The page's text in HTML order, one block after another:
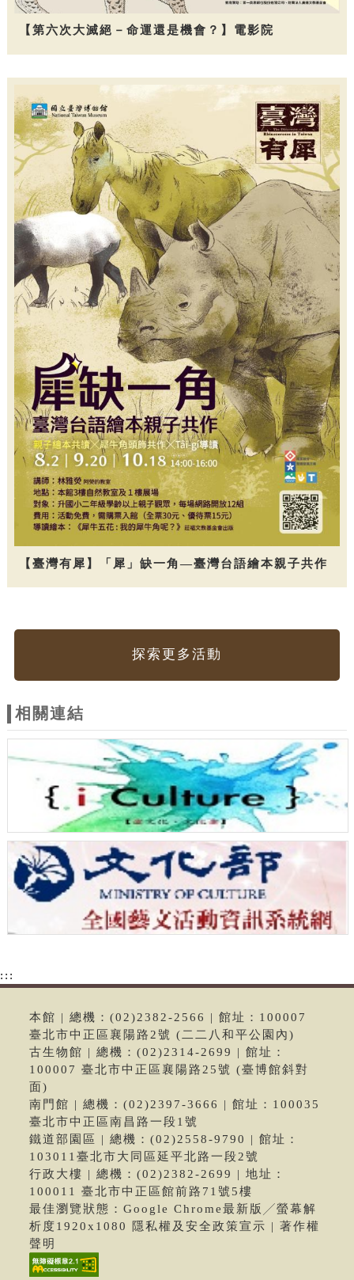
【第六次大滅絕－命運還是機會？】電影院
【臺灣有犀】「犀」缺一角—臺灣台語繪本親子共作
探索更多活動
相關連結
:::
本館 | 總機：(02)2382-2566 | 館址：100007
臺北市中正區襄陽路2號 (二二八和平公園內)
古生物館 | 總機：(02)2314-2699 | 館址：
100007 臺北市中正區襄陽路25號 (臺博館斜對
面)
南門館 | 總機：(02)2397-3666 | 館址：100035
臺北市中正區南昌路一段1號
鐵道部園區 | 總機：(02)2558-9790 | 館址：
103011臺北市大同區延平北路一段2號
行政大樓 | 總機：(02)2382-2699 | 地址：
100011 臺北市中正區館前路71號5樓
最佳瀏覽狀態：Google Chrome最新版╱螢幕解
析度1920x1080 隱私權及安全政策宣示 | 著作權
聲明